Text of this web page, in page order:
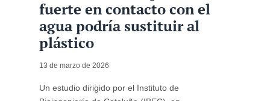
fuerte en contacto con el
agua podría sustituir al
plástico
13 de marzo de 2026
Un estudio dirigido por el Instituto de